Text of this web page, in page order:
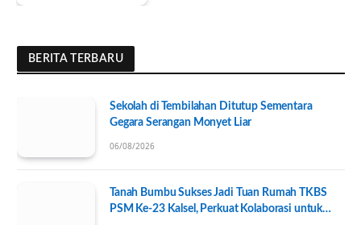
BERITA TERBARU
Sekolah di Tembilahan Ditutup Sementara
Gegara Serangan Monyet Liar
06/08/2026
Tanah Bumbu Sukses Jadi Tuan Rumah TKBS
PSM Ke-23 Kalsel, Perkuat Kolaborasi untuk